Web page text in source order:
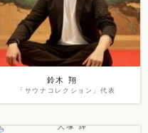
鈴木 翔
「サウナコレクション」代表